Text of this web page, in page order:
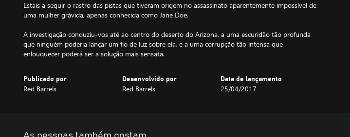
Estais a seguir o rastro das pistas que tiveram origem no assassinato aparentemente impossível de
uma mulher grávida, apenas conhecida como Jane Doe.
A investigação conduziu-vos até ao centro do deserto do Arizona, a uma escuridão tão profunda
que ninguém poderia lançar um fio de luz sobre ela, e a uma corrupção tão intensa que
enlouquecer poderá ser a solução mais sensata.
Publicado por
Red Barrels
Desenvolvido por
Red Barrels
Data de lançamento
25/04/2017